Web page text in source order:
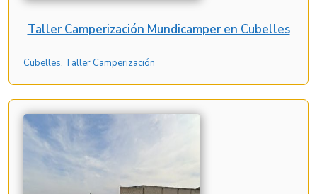
Taller Camperización Mundicamper en Cubelles
Cubelles, Taller Camperización